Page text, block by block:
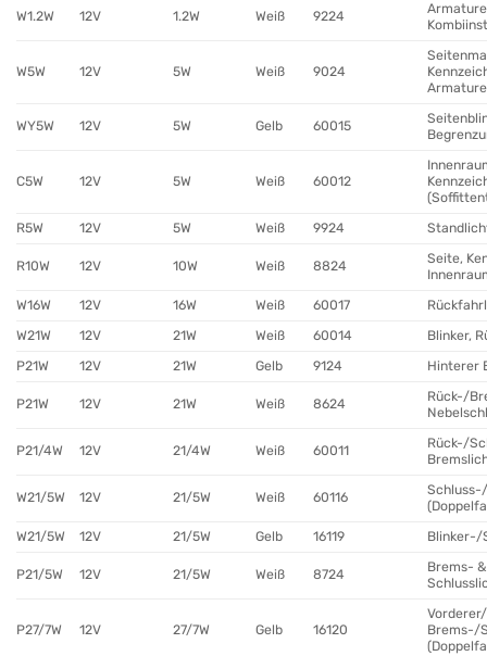
W1.2W 12V 1.2W Weiß 9224
W5W 12V 5W Weiß 9024
WY5W 12V 5W Gelb 60015
C5W 12V 5W Weiß 60012
R5W
12V 5W Weiß 9924
R10W 12V 10W Weiß 8824
Seite,
W16W
12V 16W Weiß 60017
W21W
12V 21W Weiß 60014
Blinker,
P21W
12V 21W Gelb 9124 Hinterer
P21W 12V 21W Weiß 8624
Rück-/
P21/4W 12V 21/4W Weiß 60011
Rück-/
W21/5W 12V 21/5W Weiß 60116
W21/5W
12V 21/5W Gelb 16119 Blinker-/
P21/5W 12V 21/5W Weiß 8724
Brems- &
P27/7W 12V 27/7W Gelb 16120
Brems-/